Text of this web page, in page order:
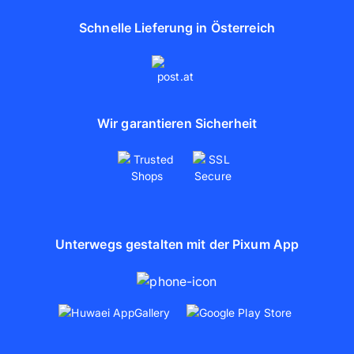
Schnelle Lieferung in Österreich
Wir garantieren Sicherheit
Unterwegs gestalten mit der Pixum App